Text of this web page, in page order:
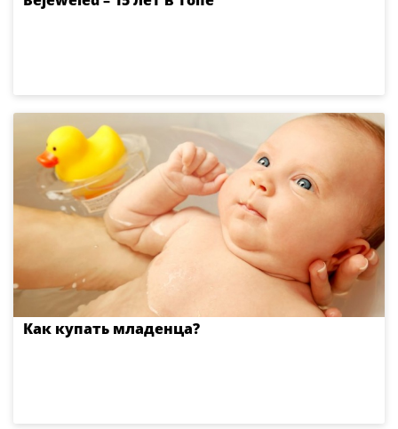
Как купать младенца?